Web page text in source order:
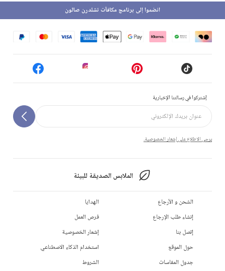
إشتركوا في رسالتنا الإخبارية
يرجى الاطلاع على إشعار الخصوصية.
الملابس الصديقة للبيئة
انضموا إلى برنامج مكافآت تشلدرن صالون
الشحن و الأرجاع
إنشاء طلب الإرجاع
إتصل بنا
حول الموقع
جدول المقاسات
الهدايا
فرص العمل
إشعار الخصوصية
استخدام الذكاء الاصطناعي
الشروط